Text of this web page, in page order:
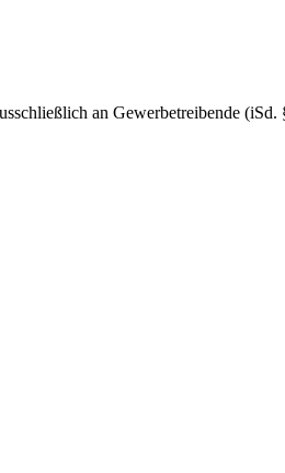
an Gewerbetreibende (iSd.